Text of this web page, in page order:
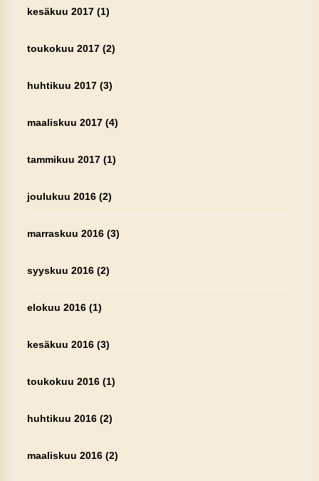
kesäkuu 2017(1)
toukokuu 2017(2)
huhtikuu 2017(3)
maaliskuu 2017(4)
tammikuu 2017(1)
joulukuu 2016(2)
marraskuu 2016(3)
syyskuu 2016(2)
elokuu 2016(1)
kesäkuu 2016(3)
toukokuu 2016(1)
huhtikuu 2016(2)
maaliskuu 2016(2)